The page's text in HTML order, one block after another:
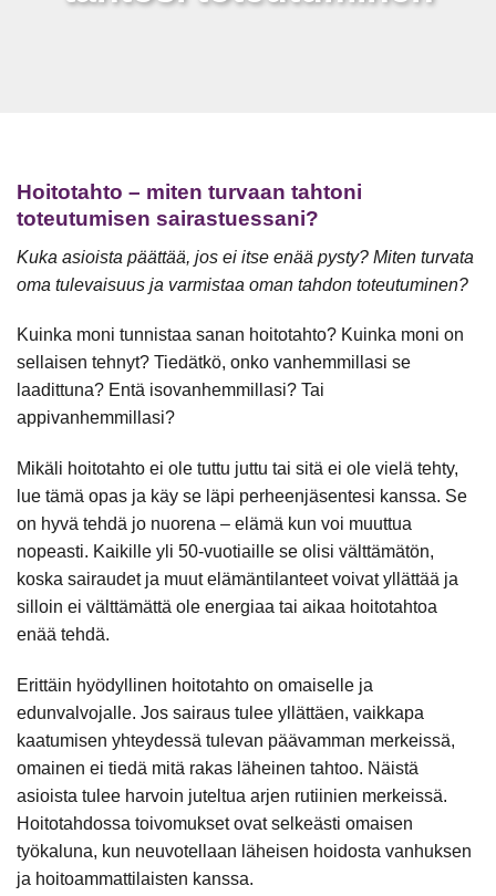
Hoitotahto – miten turvaan tahtoni
toteutumisen sairastuessani?
Kuka asioista päättää, jos ei itse enää pysty? Miten turvata
oma tulevaisuus ja varmistaa oman tahdon toteutuminen?
Kuinka moni tunnistaa sanan hoitotahto? Kuinka moni on
sellaisen tehnyt? Tiedätkö, onko vanhemmillasi se
laadittuna? Entä isovanhemmillasi? Tai
appivanhemmillasi?
Mikäli hoitotahto ei ole tuttu juttu tai sitä ei ole vielä tehty,
lue tämä opas ja käy se läpi perheenjäsentesi kanssa. Se
on hyvä tehdä jo nuorena – elämä kun voi muuttua
nopeasti. Kaikille yli 50-vuotiaille se olisi välttämätön,
koska sairaudet ja muut elämäntilanteet voivat yllättää ja
silloin ei välttämättä ole energiaa tai aikaa hoitotahtoa
enää tehdä.
Erittäin hyödyllinen hoitotahto on omaiselle ja
edunvalvojalle. Jos sairaus tulee yllättäen, vaikkapa
kaatumisen yhteydessä tulevan päävamman merkeissä,
omainen ei tiedä mitä rakas läheinen tahtoo. Näistä
asioista tulee harvoin juteltua arjen rutiinien merkeissä.
Hoitotahdossa toivomukset ovat selkeästi omaisen
työkaluna, kun neuvotellaan läheisen hoidosta vanhuksen
ja hoitoammattilaisten kanssa.